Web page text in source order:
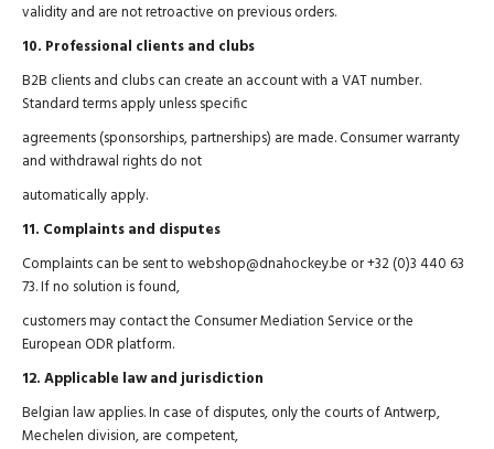
validity and are not retroactive on previous orders.
10. Professional clients and clubs
B2B clients and clubs can create an account with a VAT number.
Standard terms apply unless specific
agreements (sponsorships, partnerships) are made. Consumer warranty
and withdrawal rights do not
automatically apply.
11. Complaints and disputes
Complaints can be sent to webshop@dnahockey.be or +32 (0)3 440 63
73. If no solution is found,
customers may contact the Consumer Mediation Service or the
European ODR platform.
12. Applicable law and jurisdiction
Belgian law applies. In case of disputes, only the courts of Antwerp,
Mechelen division, are competent,